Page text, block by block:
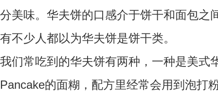
分美味。华夫饼的口感介于饼干和面包之
有不少人都以为华夫饼是饼干类。
我们常吃到的华夫饼有两种，一种是美式
Pancake的面糊，配方里经常会用到泡打